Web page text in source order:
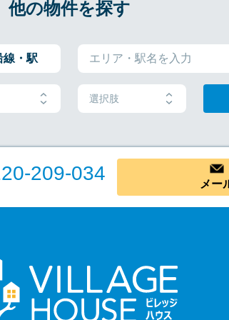
他の物件を探す
線・駅
選択肢
209-034 メー